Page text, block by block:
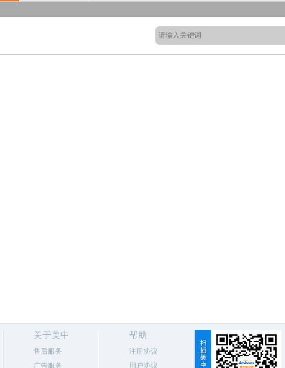
关于美中
售后服务
广告服务
帮助
注册协议
用户协议